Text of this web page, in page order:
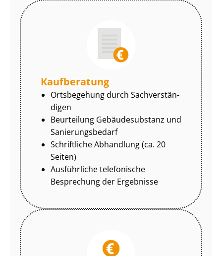
Kaufberatung
Ortsbegehung durch Sach­ver­stän­
di­gen
Beurteilung Gebäudesubstanz und
Sa­nie­rungs­be­darf
Schriftliche Abhandlung (ca. 20
Seiten)
Ausführliche telefonische
Besprechung der Ergebnisse